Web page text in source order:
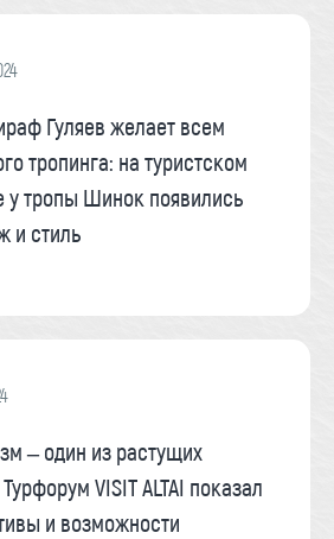
Гуляев желает всем
тропинга: на туристском
у тропы Шинок появились
и стиль
– один из растущих
VISIT ALTAI показал
и возможности